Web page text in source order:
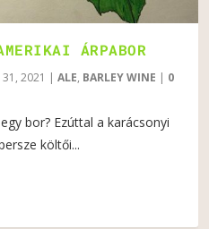
ÁRPABOR
2021 |ALE, BARLEY WINE | 0
bor? Ezúttal a karácsonyi
költői...